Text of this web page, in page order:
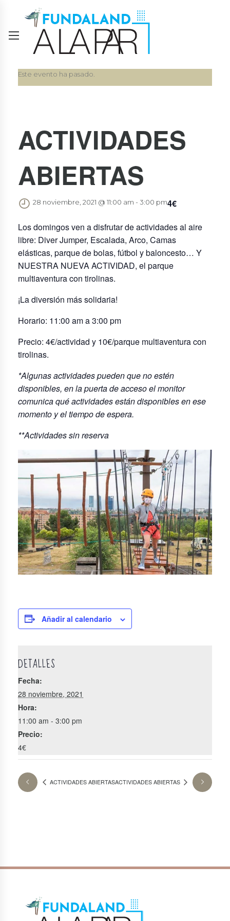
Este evento ha pasado.
ACTIVIDADES
ABIERTAS
28 noviembre, 2021 @ 11:00 am - 3:00 pm4€
Los domingos ven a disfrutar de actividades al aire
libre: Diver Jumper, Escalada, Arco, Camas
elásticas, parque de bolas, fútbol y baloncesto… Y
NUESTRA NUEVA ACTIVIDAD, el parque
multiaventura con tirolinas.
¡La diversión más solidaria!
Horario: 11:00 am a 3:00 pm
Precio: 4€/actividad y 10€/parque multiaventura con
tirolinas.
*Algunas actividades pueden que no estén
disponibles, en la puerta de acceso el monitor
comunica qué actividades están disponibles en ese
momento y el tiempo de espera.
**Actividades sin reserva
Añadir al calendario
DETALLES
Fecha:
28 noviembre, 2021
Hora:
11:00 am - 3:00 pm
Precio:
4€
ACTIVIDADES ABIERTASACTIVIDADES ABIERTAS